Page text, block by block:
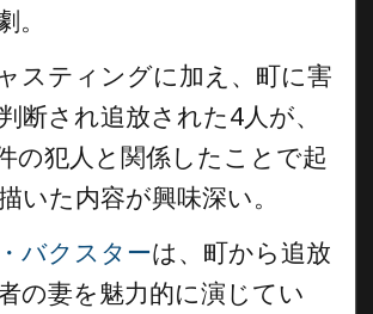
。
スティングに加え、町に害
断され追放された4人が、
の犯人と関係したことで起
いた内容が興味深い。
バクスターは、町から追放
の妻を魅力的に演じてい